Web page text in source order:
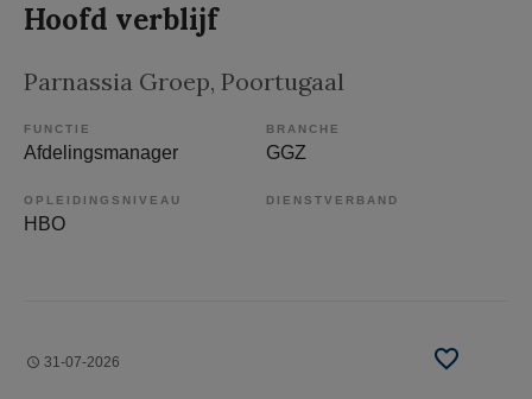
Hoofd verblijf
Parnassia Groep, Poortugaal
FUNCTIE
Afdelingsmanager
BRANCHE
GGZ
OPLEIDINGSNIVEAU
HBO
DIENSTVERBAND
31-07-2026